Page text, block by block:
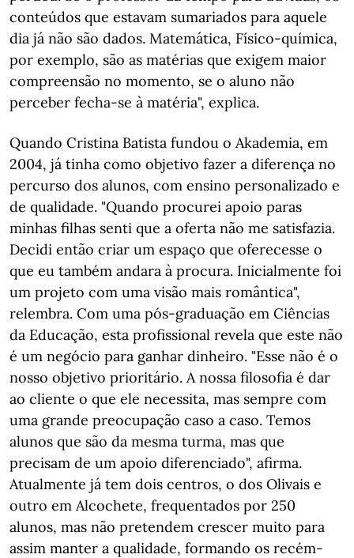
conteúdos que estavam sumariados para aquele
dia já não são dados. Matemática, Físico-química,
por exemplo, são as matérias que exigem maior
compreensão no momento, se o aluno não
perceber fecha-se à matéria", explica.
Quando Cristina Batista fundou o Akademia, em
2004, já tinha como objetivo fazer a diferença no
percurso dos alunos, com ensino personalizado e
de qualidade. "Quando procurei apoio paras
minhas filhas senti que a oferta não me satisfazia.
Decidi então criar um espaço que oferecesse o
que eu também andara à procura. Inicialmente foi
um projeto com uma visão mais romântica",
relembra. Com uma pós-graduação em Ciências
da Educação, esta profissional revela que este não
é um negócio para ganhar dinheiro. "Esse não é o
nosso objetivo prioritário. A nossa filosofia é dar
ao cliente o que ele necessita, mas sempre com
uma grande preocupação caso a caso. Temos
alunos que são da mesma turma, mas que
precisam de um apoio diferenciado", afirma.
Atualmente já tem dois centros, o dos Olivais e
outro em Alcochete, frequentados por 250
alunos, mas não pretendem crescer muito para
assim manter a qualidade, formando os recém-